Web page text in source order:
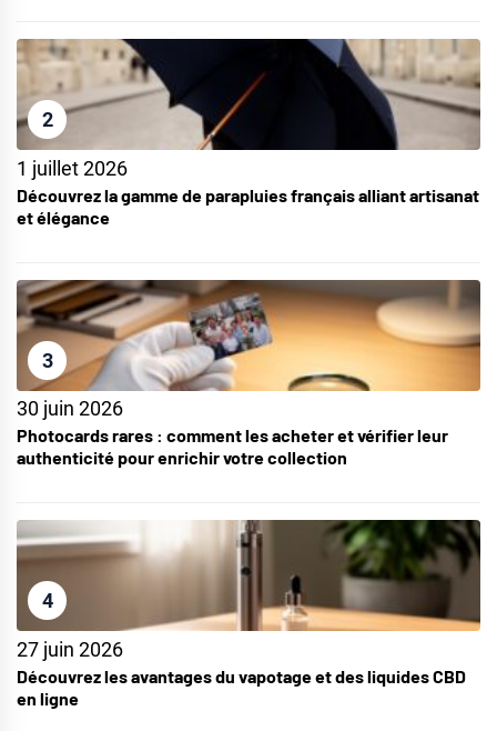
2
1 juillet 2026
Découvrez la gamme de parapluies français alliant artisanat
et élégance
3
30 juin 2026
Photocards rares : comment les acheter et vérifier leur
authenticité pour enrichir votre collection
4
27 juin 2026
Découvrez les avantages du vapotage et des liquides CBD
en ligne